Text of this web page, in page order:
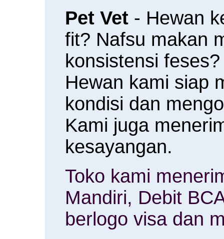
Pet Vet - Hewan
fit? Nafsu makan
konsistensi
Hewan kami siap
kondisi dan
Kami juga
kesayangan.
Toko kami
Mandiri, Debit
berlogo visa dan